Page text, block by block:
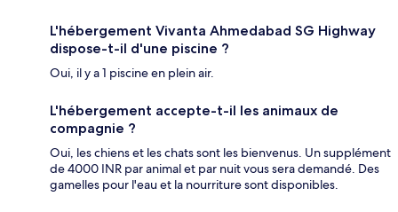
L'hébergement Vivanta Ahmedabad SG Highway
dispose-t-il d'une piscine ?
Oui, il y a 1 piscine en plein air.
L'hébergement accepte-t-il les animaux de
compagnie ?
Oui, les chiens et les chats sont les bienvenus. Un supplément
de 4000 INR par animal et par nuit vous sera demandé. Des
gamelles pour l'eau et la nourriture sont disponibles.